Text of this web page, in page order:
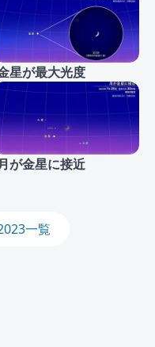
星が最大光度
が金星に接近
一覧